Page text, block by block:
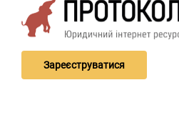
Зареєструватися